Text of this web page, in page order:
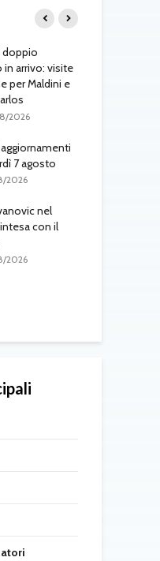
doppio
in arrivo: visite
per Maldini e
2026
7 agosto
2026
nel
con il
2026